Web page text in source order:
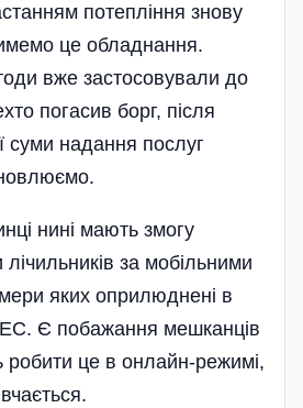
потепління знову
це обладнання.
вже застосовували до
погасив борг, після
суми надання послуг
нині мають змогу
за мобільними
яких оприлюднені в
Є побажання мешканців
робити це в онлайн-режимі,